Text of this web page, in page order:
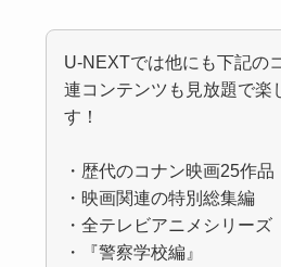
U-NEXTでは他にも下記の
連コンテンツも見放題で楽
す！
・歴代のコナン映画25作品
・映画関連の特別総集編
・全テレビアニメシリーズ
・『警察学校編』